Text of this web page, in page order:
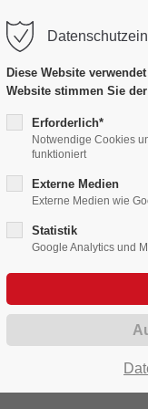
dolor sit amet:
/ 365days
support for our
8:00am - 5:00pm
Fasnet
Diese Website
Website stimmen Sie
Erforderlich*
Notwendige Cookies
funktioniert
Externe Medien
Externe Medien wie
Statistik
Google Analytics und